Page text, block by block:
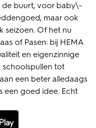
de buurt, voor baby\-
maar ook
seizoen. Of het nu
of Pasen: bij HEMA
en eigenzinnige
tot
een beter alledaags
een goed idee. Echt